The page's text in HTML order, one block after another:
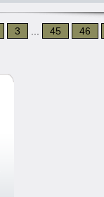
3 45 46